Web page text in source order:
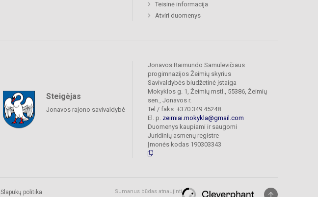
Teisinė informacija
Atviri duomenys
Steigėjas
Jonavos rajono savivaldybė
Jonavos Raimundo Samulevičiaus
progimnazijos Žeimių skyrius
Savivaldybės biudžetinė įstaiga
Mokyklos g. 1, Žeimių mstl., 55386, Žeimių
sen., Jonavos r.
Tel./ faks. +370 349 45248
El. p. zeimiai.mokykla@gmail.com
Duomenys kaupiami ir saugomi
Juridinių asmenų registre
Įmonės kodas 190303343
Slapukų politika
Sumanus būdas atnaujinti